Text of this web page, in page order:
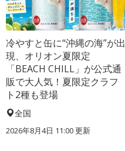
冷やすと缶に“沖縄の海”が出
現、オリオン夏限定
「BEACH CHILL」が公式通
販で大人気！夏限定クラフ
ト2種も登場
全国
2026年8月4日 11:00更新